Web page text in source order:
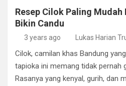
Resep Cilok Paling
Bikin Candu
3 years ago Lukas Harian
Cilok, camilan khas Bandung
tapioka ini memang tidak pernah
Rasanya yang kenyal, gurih, dan